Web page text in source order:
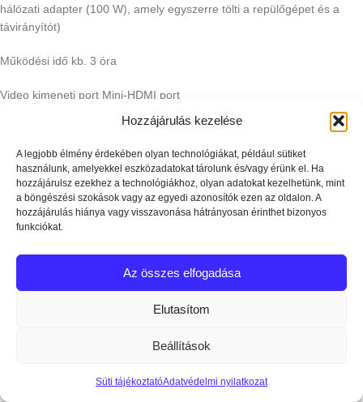
Hozzájárulás kezelése
A legjobb élmény érdekében olyan technológiákat, például sütiket
használunk, amelyekkel eszközadatokat tárolunk és/vagy érünk el. Ha
hozzájárulsz ezekhez a technológiákhoz, olyan adatokat kezelhetünk, mint
a böngészési szokások vagy az egyedi azonosítók ezen az oldalon. A
hozzájárulás hiánya vagy visszavonása hátrányosan érinthet bizonyos
funkciókat.
Az összes elfogadása
Elutasítom
Beállítások
Süti tájékoztatóAdatvédelmi nyilatkozat
hálózati adapter (100 W), amely egyszerre tölti a repülőgépet és a
távirányítót)
Működési idő kb. 3 óra
Video kimeneti port Mini-HDMI port
Működési hőmérséklet tartomány -10° és 40° C között (14° és 104° F
Tárolási hőmérséklet -30°-tól 60°C-ig (-22-140°F) (egy hónapon
belül), -30°-tól 45°C-ig (-22°-tól 113°F-ig) (1-3 hónapig), -30° -35°C-ig
(-22-95°F) (három-hat hónapig), -30°-tól 25°C-ig (-22°-77°F) (több
mint hat hónapig)
Töltési hőmérséklet 5–40 °C (41–104 °F)
Támogatott DJI Repülőgép DJI Mavic 3E, DJI Mavic 3T
183,27 × 137,41 × 47,6 mm (H × SZ × M) ; Kibontott antennák és